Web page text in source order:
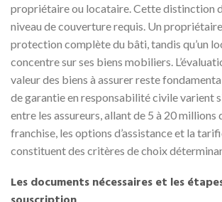
propriétaire ou locataire. Cette distinction
niveau de couverture requis. Un
protection complète du bâti, tandis qu’un
concentre sur ses biens mobiliers.
valeur des biens à assurer reste
de garantie en responsabilité civile varient
entre les assureurs, allant de 5 à 20 millions
franchise, les options d’assistance et la
constituent des critères de choix
Les documents nécessaires et les